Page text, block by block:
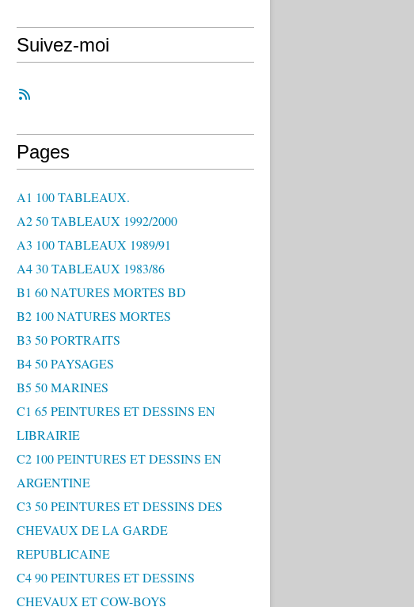
Suivez-moi
Pages
A1 100 TABLEAUX.
A2 50 TABLEAUX 1992/2000
A3 100 TABLEAUX 1989/91
A4 30 TABLEAUX 1983/86
B1 60 NATURES MORTES BD
B2 100 NATURES MORTES
B3 50 PORTRAITS
B4 50 PAYSAGES
B5 50 MARINES
C1 65 PEINTURES ET DESSINS EN
LIBRAIRIE
C2 100 PEINTURES ET DESSINS EN
ARGENTINE
C3 50 PEINTURES ET DESSINS DES
CHEVAUX DE LA GARDE
REPUBLICAINE
C4 90 PEINTURES ET DESSINS
CHEVAUX ET COW-BOYS